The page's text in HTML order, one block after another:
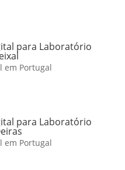
para Laboratório
em Portugal
para Laboratório
em Portugal